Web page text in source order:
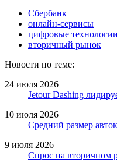
Сбербанк
онлайн-сервисы
цифровые технологии
вторичный рынок
Новости по теме:
24 июля 2026
Jetour Dashing
10 июля 2026
Средний размер
9 июля 2026
Спрос на вторичном